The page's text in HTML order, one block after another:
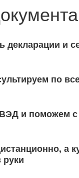
и
по
и поможем с
а